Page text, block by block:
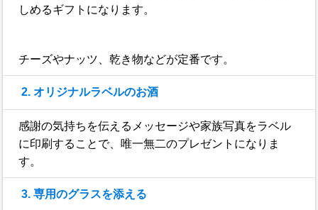
しめるギフトになります。
チーズやナッツ、乾き物などが定番です。
2. オリジナルラベルのお酒
感謝の気持ちを伝えるメッセージや家族写真をラベル
に印刷することで、唯一無二のプレゼントになりま
す。
3. 専用のグラスを添える